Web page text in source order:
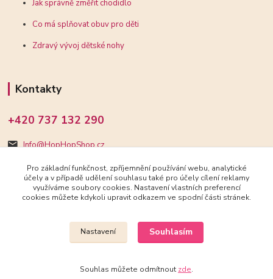
Jak správně změřit chodidlo
Co má splňovat obuv pro děti
Zdravý vývoj dětské nohy
Kontakty
+420 737 132 290
Info@HopHopShop.cz
Upravit sběr cookies.
2018-2025 HopHopShop.cz
Pro základní funkčnost, zpříjemnění používání webu, analytické
účely a v případě udělení souhlasu také pro účely cílení reklamy
využíváme soubory cookies. Nastavení vlastních preferencí
cookies můžete kdykoli upravit odkazem ve spodní části stránek.
Nastavení Souhlasím
Souhlas můžete odmítnout zde.